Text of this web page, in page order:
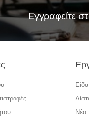
Εγγραφείτε
Νέα